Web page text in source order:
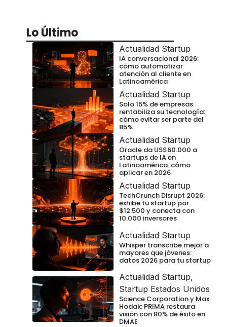
Lo Último
Actualidad Startup
IA conversacional 2026:
cómo automatizar
atención al cliente en
Latinoamérica
Actualidad Startup
Solo 15% de empresas
rentabiliza su tecnología:
cómo evitar ser parte del
85%
Actualidad Startup
Oracle da US$60.000 a
startups de IA en
Latinoamérica: cómo
aplicar en 2026
Actualidad Startup
TechCrunch Disrupt 2026:
exhibe tu startup por
$12.500 y conecta con
10.000 inversores
Actualidad Startup
Whisper transcribe mejor a
mayores que jóvenes:
datos 2026 para tu startup
Actualidad Startup,
Startup Estados Unidos
Science Corporation y Max
Hodak: PRIMA restaura
visión con 80% de éxito en
DMAE